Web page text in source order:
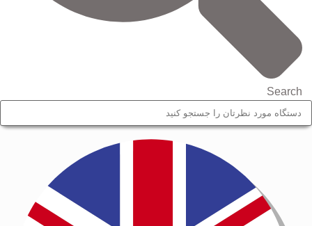
Search